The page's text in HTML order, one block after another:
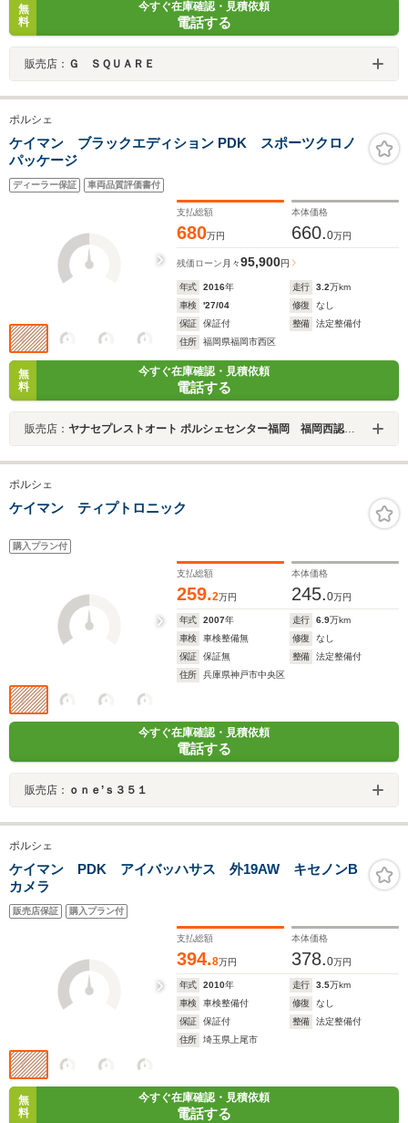
無
料
今すぐ在庫確認・見積依頼
電話する
販売店： Ｇ ＳＱＵＡＲＥ
ポルシェ
ケイマン ブラックエディション PDK スポーツクロノ
パッケージ
ディーラー保証 車両品質評価書付
支払総額
680万円
本体価格
660.0万円
残価ローン 月々95,900円
年式 2016年 走行 3.2万km
車検
'27/04 修復
なし
保証
保証付 整備
法定整備付
住所
福岡県福岡市西区
無
料
今すぐ在庫確認・見積依頼
電話する
販売店： ヤナセプレストオート ポルシェセンター福岡 福岡西認定中古車センター
ポルシェ
ケイマン ティプトロニック
購入プラン付
支払総額
259.2万円
本体価格
245.0万円
年式 2007年 走行 6.9万km
車検
車検整備無 修復
なし
保証
保証無 整備
法定整備付
住所
兵庫県神戸市中央区
今すぐ在庫確認・見積依頼
電話する
販売店： ｏｎｅ’ｓ３５１
ポルシェ
ケイマン PDK アイバッハサス 外19AW キセノンB
カメラ
販売店保証 購入プラン付
支払総額
394.8万円
本体価格
378.0万円
年式 2010年 走行 3.5万km
車検
車検整備付 修復
なし
保証
保証付 整備
法定整備付
住所
埼玉県上尾市
無
料
今すぐ在庫確認・見積依頼
電話する